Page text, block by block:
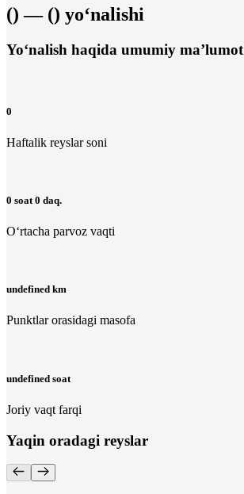
() — () yo‘nalishi
Yo‘nalish haqida umumiy ma’lumot
0
Haftalik reyslar soni
0 soat 0 daq.
O‘rtacha parvoz vaqti
undefined km
Punktlar orasidagi masofa
undefined soat
Joriy vaqt farqi
Yaqin oradagi reyslar